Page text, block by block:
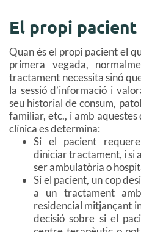
El propi pacient
Quan és el propi pacient el
primera vegada,
tractament necessita sinó
la sessió d’informació i
seu historial de consum,
familiar, etc., i amb
clínica es determina:
Si el pacient
diniciar tractament, i si
ser ambulatòria o
Si el pacient, un cop
a un tractament
residencial mitjançant
decisió sobre si el